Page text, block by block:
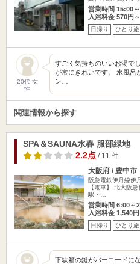
営業時間 15:00
入浴料金 570円～
日帰り ひとり
20代 女
性
すごく気持ちのいいお湯で
が常にきれいです。 水風呂
ン…
関連情報から探す
SPA＆SAUNA水春 服部緑地
2.2点/ 11 件
大阪府 / 豊中市
阪急電鉄伊丹線伊
【電車】 北大阪
駅・…
営業時間 6:00～
入浴料金 1,540円
日帰り ひとり
下駄箱の鍵がバーコードに